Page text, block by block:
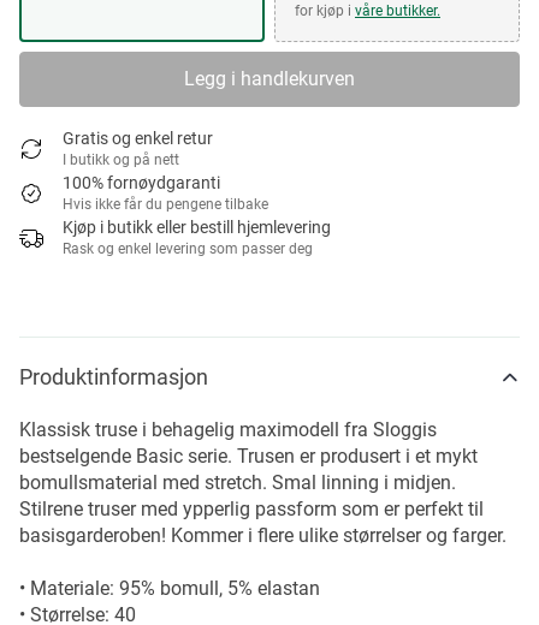
for kjøp i våre butikker.
Legg i handlekurven
Gratis og enkel retur
I butikk og på nett
100% fornøydgaranti
Hvis ikke får du pengene tilbake
Kjøp i butikk eller bestill hjemlevering
Rask og enkel levering som passer deg
Produktinformasjon
Klassisk truse i behagelig maximodell fra Sloggis
bestselgende Basic serie. Trusen er produsert i et mykt
bomullsmaterial med stretch. Smal linning i midjen.
Stilrene truser med ypperlig passform som er perfekt til
basisgarderoben! Kommer i flere ulike størrelser og farger.
• Materiale: 95% bomull, 5% elastan
• Størrelse: 40